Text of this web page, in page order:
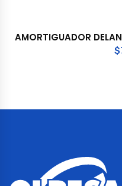
AMORTIGUADOR
$